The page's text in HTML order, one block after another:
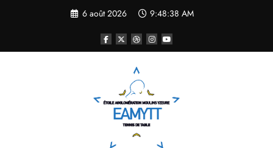
6 août 2026 9:48:40 AM